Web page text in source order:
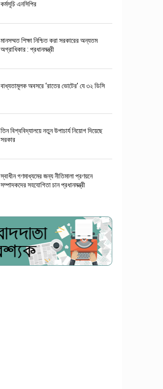
কর্মসূচি এনসিপির
মানসম্মত শিক্ষা নিশ্চিত করা সরকারের অন্যতম
অগ্রাধিকার : প্রধানমন্ত্রী
বাধ্যতামূলক অবসরে ‘রাতের ভোটের’ যে ৩২ ডিসি
তিন বিশ্ববিদ্যালয়ে নতুন উপাচার্য নিয়োগ দিয়েছে
সরকার
স্বাধীন গণমাধ্যমের জন্য নীতিমালা প্রণয়নে
সম্পাদকদের সহযোগিতা চান প্রধানমন্ত্রী